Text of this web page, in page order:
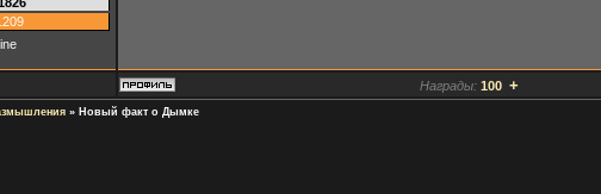
Награды: 100 +
» Новый факт о Дымке